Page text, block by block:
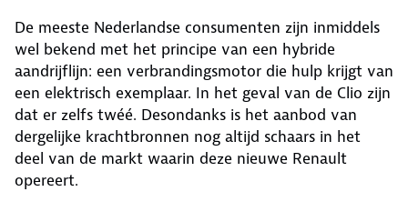
De meeste Nederlandse consumenten zijn inmiddels
wel bekend met het principe van een hybride
aandrijflijn: een verbrandingsmotor die hulp krijgt van
een elektrisch exemplaar. In het geval van de Clio zijn
dat er zelfs twéé. Desondanks is het aanbod van
dergelijke krachtbronnen nog altijd schaars in het
deel van de markt waarin deze nieuwe Renault
opereert.